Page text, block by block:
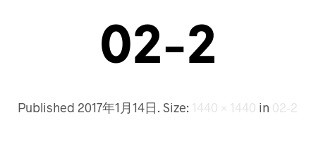
02-2
Published 2017年1月14日. Size: 1440 × 1440 in 02-2